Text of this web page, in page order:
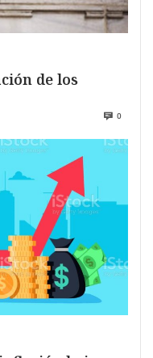
de los
0